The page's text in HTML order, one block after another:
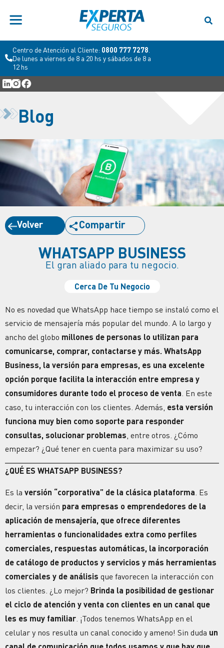
Centro de Atención al Productor:0800 333
6060. De lunes a viernes de 9 a 18 hs.
Blog
Volver Compartir
WHATSAPP BUSINESS
El gran aliado para tu negocio.
Cerca De Tu Negocio
No es novedad que WhatsApp hace tiempo se instaló como el
servicio de mensajería más popular del mundo. A lo largo y
ancho del globo millones de personas lo utilizan para
comunicarse, comprar, contactarse y más. WhatsApp
Business, la versión para empresas, es una excelente
opción porque facilita la interacción entre empresa y
consumidores durante todo el proceso de venta . En este
caso, tu interacción con los clientes. Además, esta versión
funciona muy bien como soporte para responder
consultas, solucionar problemas , entre otros. ¿Cómo
empezar? ¿Qué tener en cuenta para maximizar su uso?
¿QUÉ ES WHATSAPP BUSINESS?
Es la versión “corporativa” de la clásica plataforma . Es
decir, la versión para empresas o emprendedores de la
aplicación de mensajería, que ofrece diferentes
herramientas o funcionalidades extra como perfiles
comerciales, respuestas automáticas, la incorporación
de catálogo de productos y servicios y más herramientas
comerciales y de análisis que favorecen la interacción con
los clientes. ¿Lo mejor? Brinda la posibilidad de gestionar
el ciclo de atención y venta con clientes en un canal que
les es muy familiar . ¡Todos tenemos WhatsApp en el
celular y nos resulta un canal conocido y ameno! Sin duda un